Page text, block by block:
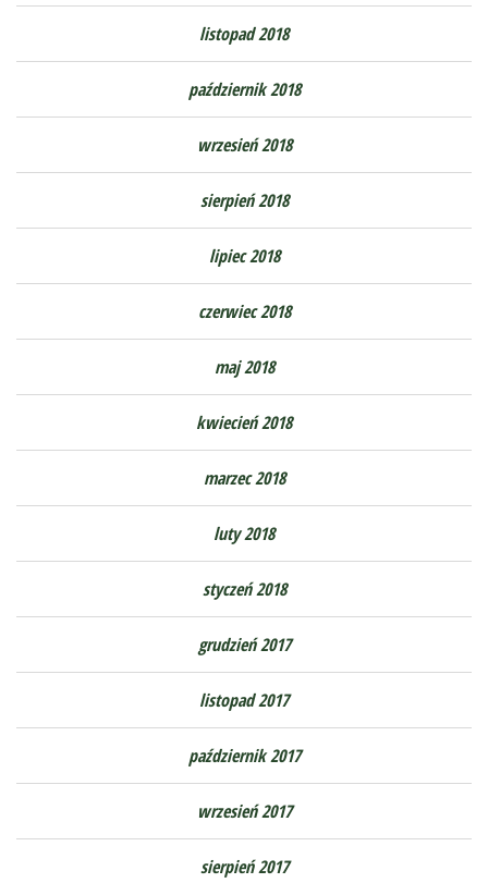
listopad 2018
październik 2018
wrzesień 2018
sierpień 2018
lipiec 2018
czerwiec 2018
maj 2018
kwiecień 2018
marzec 2018
luty 2018
styczeń 2018
grudzień 2017
listopad 2017
październik 2017
wrzesień 2017
sierpień 2017